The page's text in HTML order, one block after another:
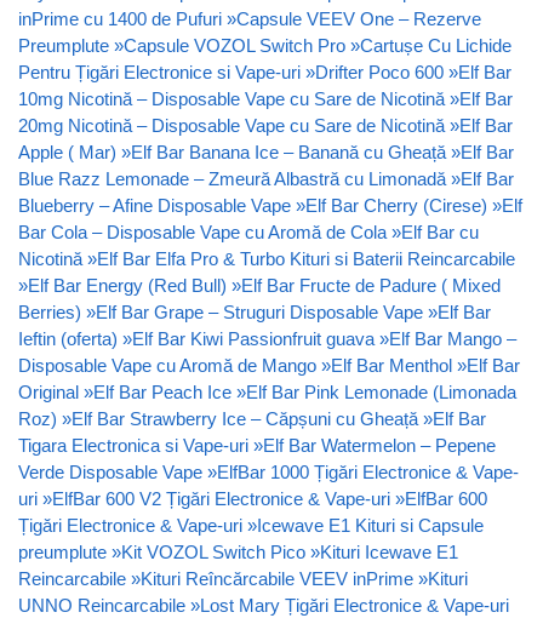
inPrime cu 1400 de Pufuri »Capsule VEEV One – Rezerve
Preumplute »Capsule VOZOL Switch Pro »Cartușe Cu Lichide
Pentru Țigări Electronice si Vape-uri »Drifter Poco 600 »Elf Bar
10mg Nicotină – Disposable Vape cu Sare de Nicotină »Elf Bar
20mg Nicotină – Disposable Vape cu Sare de Nicotină »Elf Bar
Apple ( Mar) »Elf Bar Banana Ice – Banană cu Gheață »Elf Bar
Blue Razz Lemonade – Zmeură Albastră cu Limonadă »Elf Bar
Blueberry – Afine Disposable Vape »Elf Bar Cherry (Cirese) »Elf
Bar Cola – Disposable Vape cu Aromă de Cola »Elf Bar cu
Nicotină »Elf Bar Elfa Pro & Turbo Kituri si Baterii Reincarcabile
»Elf Bar Energy (Red Bull) »Elf Bar Fructe de Padure ( Mixed
Berries) »Elf Bar Grape – Struguri Disposable Vape »Elf Bar
Ieftin (oferta) »Elf Bar Kiwi Passionfruit guava »Elf Bar Mango –
Disposable Vape cu Aromă de Mango »Elf Bar Menthol »Elf Bar
Original »Elf Bar Peach Ice »Elf Bar Pink Lemonade (Limonada
Roz) »Elf Bar Strawberry Ice – Căpșuni cu Gheață »Elf Bar
Tigara Electronica si Vape-uri »Elf Bar Watermelon – Pepene
Verde Disposable Vape »ElfBar 1000 Țigări Electronice & Vape-
uri »ElfBar 600 V2 Țigări Electronice & Vape-uri »ElfBar 600
Țigări Electronice & Vape-uri »Icewave E1 Kituri si Capsule
preumplute »Kit VOZOL Switch Pico »Kituri Icewave E1
Reincarcabile »Kituri Reîncărcabile VEEV inPrime »Kituri
UNNO Reincarcabile »Lost Mary Țigări Electronice & Vape-uri